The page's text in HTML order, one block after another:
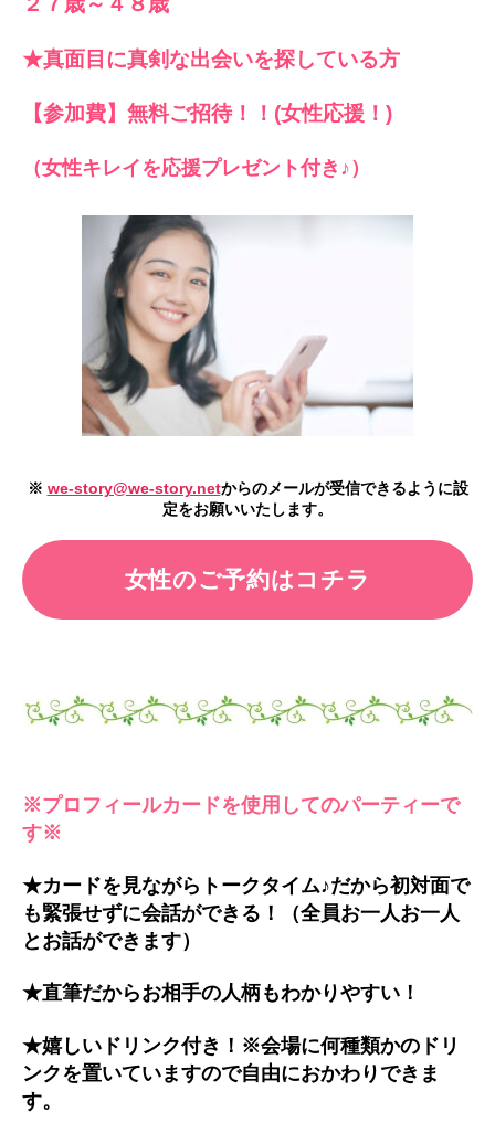
★真面目に真剣な出会いを探している方
【参加費】無料ご招待！！(女性応援！)
（女性キレイを応援プレゼント付き♪）
※ we-story@we-story.netからのメールが受信できるように設
定をお願いいたします。
女性のご予約はコチラ
※プロフィールカードを使用してのパーティーで
す※
★カードを見ながらトークタイム♪だから初対面で
も緊張せずに会話ができる！（全員お一人お一人
とお話ができます）
★直筆だからお相手の人柄もわかりやすい！
★嬉しいドリンク付き！※会場に何種類かのドリ
ンクを置いていますので自由におかわりできま
す。